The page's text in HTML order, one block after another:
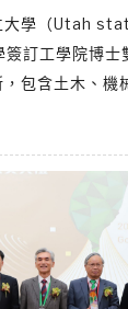
大學（Utah
訂工學院博士
包含土木、機